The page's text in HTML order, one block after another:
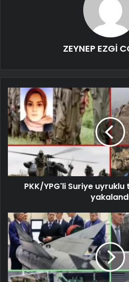
ZEYNEP EZGİ
PKK/YPG'li Suriye